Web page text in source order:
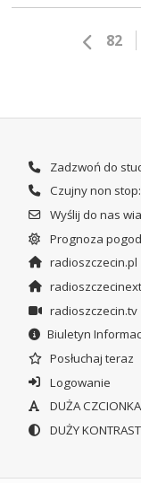
82
Zadzwoń do
Czujny non
Wyślij do nas
Prognoza
radioszczecin.pl
radioszczecin.tv
Biuletyn
Posłuchaj teraz
Logowanie
DUŻA CZCIONKA
DUŻY KONTRAST